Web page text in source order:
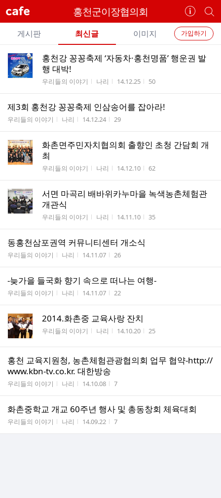
cafe 홍천군이장협의회
카
페
정
보
기
개
별
카
페
검
색
카
페
메
뉴
가입하기
게시판 최신글 이미지
전
체
글
홍천강 꽁꽁축제 ‘자동차·홍천명품’ 행운권 발
행 대박!
게시판명
우리들의 이야기 작성자
나리 작성시간
14.12.25 조회수
50
제3회 홍천강 꽁꽁축제 인삼송어를 잡아라!
게시판명
우리들의 이야기 작성자
나리 작성시간
14.12.24 조회수
29
화촌면주민자치협의회 출향인 초청 간담회 개
최
게시판명
우리들의 이야기 작성자
나리 작성시간
14.12.10 조회수
62
서면 마곡리 배바위카누마을 녹색농촌체험관
개관식
게시판명
우리들의 이야기 작성자
나리 작성시간
14.11.10 조회수
35
동홍천삼포권역 커뮤니티센터 개소식
게시판명
우리들의 이야기 작성자
나리 작성시간
14.11.07 조회수
26
-늦가을 들국화 향기 속으로 떠나는 여행-
게시판명
우리들의 이야기 작성자
나리 작성시간
14.11.07 조회수
22
2014.화촌중 교육사랑 잔치
게시판명
우리들의 이야기 작성자
나리 작성시간
14.10.20 조회수
25
홍천 교육지원청, 농촌체험관광협의회 업무 협약-http://
www.kbn-tv.co.kr. 대한방송
게시판명
우리들의 이야기 작성자
나리 작성시간
14.10.08 조회수
7
화촌중학교 개교 60주년 행사 및 총동창회 체육대회
게시판명
우리들의 이야기 작성자
나리 작성시간
14.09.22 조회수
7